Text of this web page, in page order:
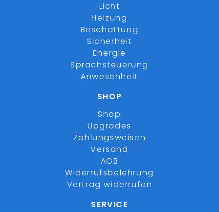
Licht
Heizung
Beschattung
Sicherheit
Energie
Sprachsteuerung
Anwesenheit
SHOP
Shop
Upgrades
Zahlungsweisen
Versand
AGB
Widerrufsbelehrung
Vertrag widerrufen
SERVICE